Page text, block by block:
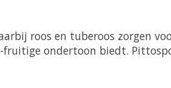
roos en tuberoos zorgen
ondertoon biedt.